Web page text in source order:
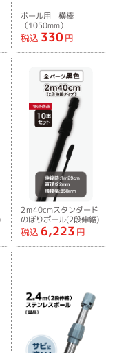
ポール用 横棒
（1050mm）
税込 330 円
2ｍ40cmスタンダード
のぼりポール(2段伸縮)
全パーツ黒10本セット
税込 6,223 円